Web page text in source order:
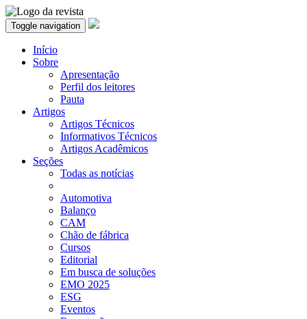
Toggle navigation
Início
Sobre
Apresentação
Perfil dos leitores
Pauta
Artigos
Artigos Técnicos
Informativos Técnicos
Artigos Acadêmicos
Seções
Todas as notícias
Automotiva
Balanço
CAM
Chão de fábrica
Cursos
Editorial
Em busca de soluções
EMO 2025
ESG
Eventos